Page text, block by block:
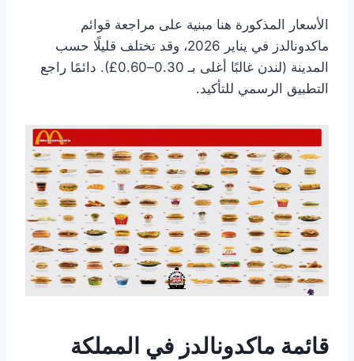
الأسعار المذكورة هنا مبنية على مراجعة قوائم
ماكدونالدز في يناير 2026، وقد تختلف قليلًا حسب
المدينة (لندن غالبًا أغلى بـ 0.30–0.60£). دائمًا راجع
التطبيق الرسمي للتأكيد.
قائمة ماكدونالدز في المملكة